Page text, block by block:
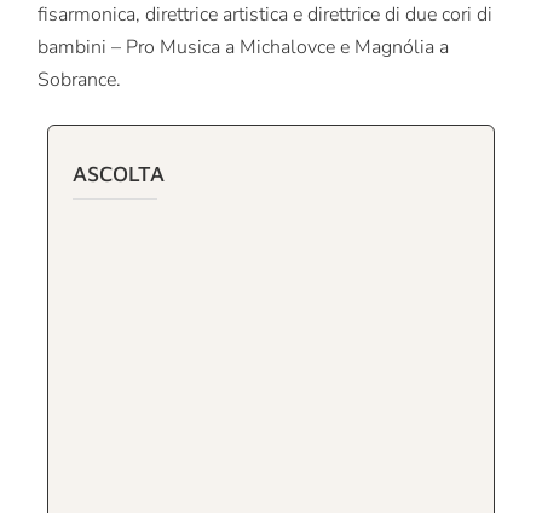
fisarmonica, direttrice artistica e direttrice di due cori di
bambini – Pro Musica a Michalovce e Magnólia a
Sobrance.
ASCOLTA